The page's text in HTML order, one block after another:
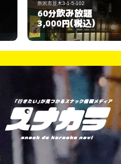
所沢市並木3-1-5-102
60分飲み放題
3,000円(税込)